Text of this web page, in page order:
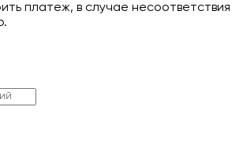
платеж, в случае несоответствия